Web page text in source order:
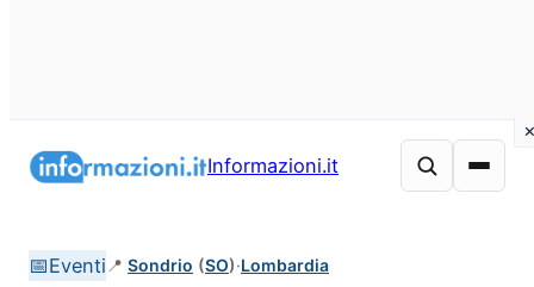
Informazioni.it
📅Eventi 📍 Sondrio (SO)·Lombardia